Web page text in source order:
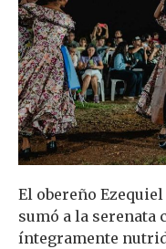
El obereño
sumó a la
íntegramente